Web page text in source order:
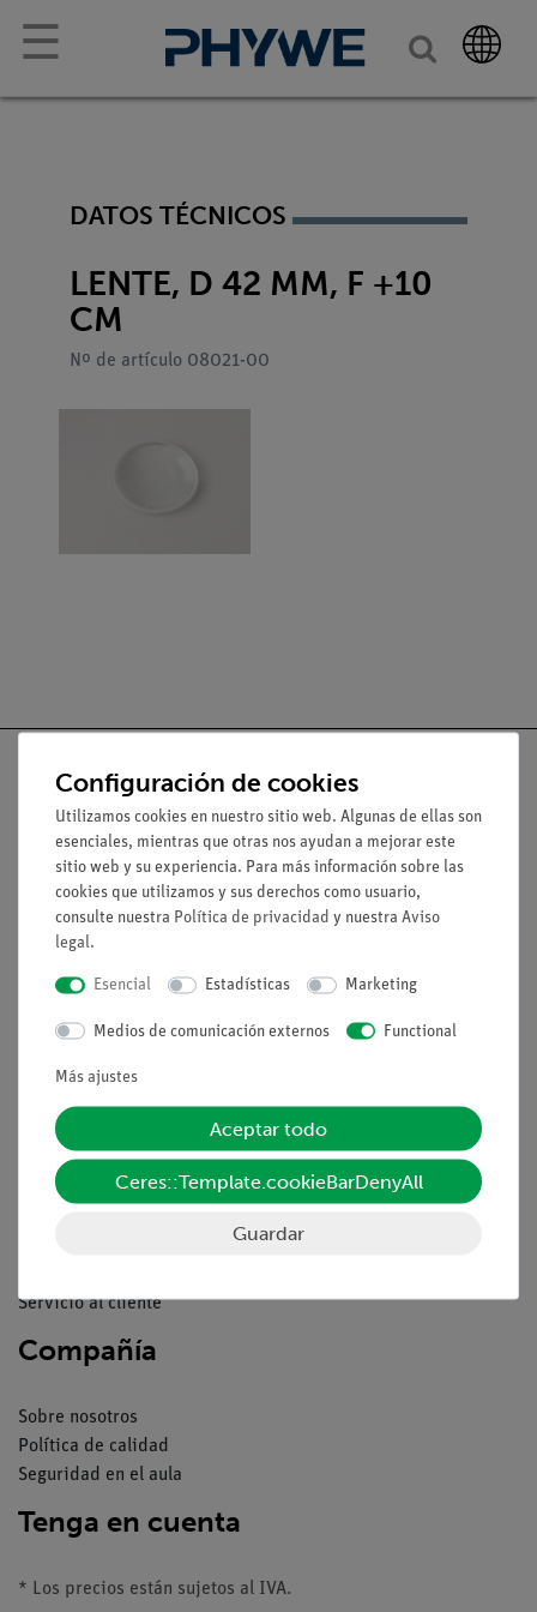
☰
DATOS TÉCNICOS
LENTE, D 42 MM, F +10
CM
Nº de artículo 08021-00
Nach oben
Aviso lega
Contacto
Declaración de privacidad
Pie de imprenta
Servicio
Resumen del servicio
Servicio al cliente
Compañía
Sobre nosotros
Política de calidad
Seguridad en el aula
Tenga en cuenta
* Los precios están sujetos al IVA.
Configuración de cookies
Utilizamos cookies en nuestro sitio web. Algunas de ellas son
esenciales, mientras que otras nos ayudan a mejorar este
sitio web y su experiencia. Para más información sobre las
cookies que utilizamos y sus derechos como usuario,
consulte nuestra Política de privacidad y nuestra Aviso
legal.
Esencial Estadísticas Marketing
Medios de comunicación externos Functional
Más ajustes
Aceptar todo
Ceres::Template.cookieBarDenyAll
Guardar